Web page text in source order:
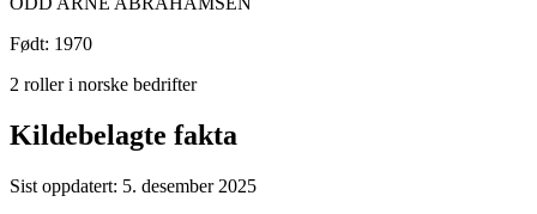
Født: 1970
2 roller i norske bedrifter
Kildebelagte fakta
Sist oppdatert: 5. desember 2025